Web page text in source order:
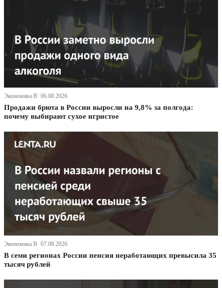
Экономика В· 06.08.2026
Продажи брюта в России выросли на 9,8% за полгода:
почему выбирают сухое игристое
Экономика В· 07.08.2026
В семи регионах России пенсия неработающих превысила 35
тысяч рублей